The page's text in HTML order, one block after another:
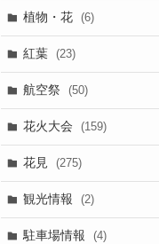
植物・花 (6)
紅葉 (23)
航空祭 (50)
花火大会 (159)
花見 (275)
観光情報 (2)
駐車場情報 (4)